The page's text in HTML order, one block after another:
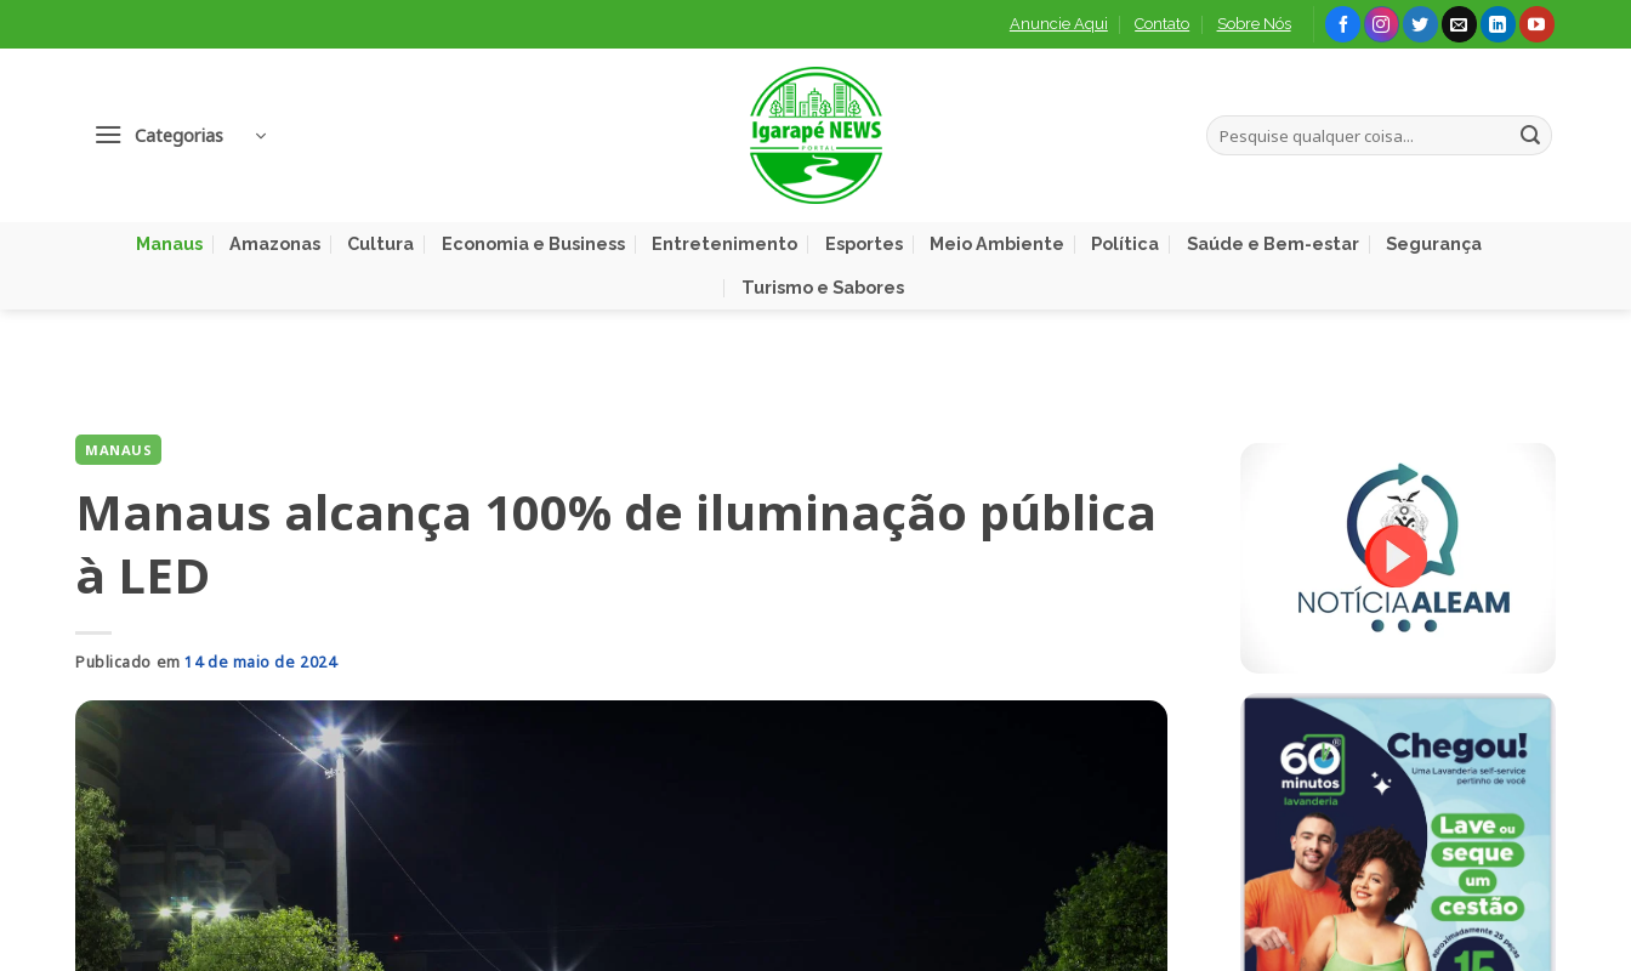
to
Anuncie Aqui Contato Sobre Nós
Categorias
Manaus Amazonas Cultura Economia e Business Entretenimento Esportes Meio Ambiente Política Saúde e Bem-estar Segurança
Turismo e Sabores
MANAUS
Manaus alcança 100% de iluminação pública
à LED
Publicado em14 de maio de 2024